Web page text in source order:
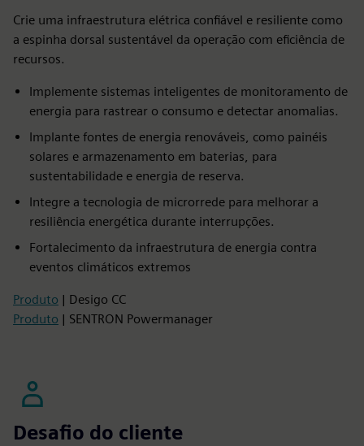
Crie uma infraestrutura elétrica confiável e resiliente como
a espinha dorsal sustentável da operação com eficiência de
recursos.
Implemente sistemas inteligentes de monitoramento de
energia para rastrear o consumo e detectar anomalias.
Implante fontes de energia renováveis, como painéis
solares e armazenamento em baterias, para
sustentabilidade e energia de reserva.
Integre a tecnologia de microrrede para melhorar a
resiliência energética durante interrupções.
Fortalecimento da infraestrutura de energia contra
eventos climáticos extremos
Produto | Desigo CC
Produto | SENTRON Powermanager
Desafio do cliente